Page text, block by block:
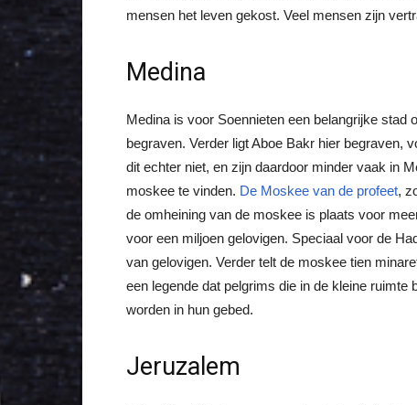
mensen het leven gekost. Veel mensen zijn
Medina
Medina is voor Soennieten een belangrijke stad
begraven. Verder ligt Aboe Bakr hier begraven,
dit echter niet, en zijn daardoor minder vaak in
moskee te vinden. De Moskee van de profeet,
de omheining van de moskee is plaats voor
voor een miljoen gelovigen. Speciaal voor de
van gelovigen. Verder telt de moskee tien
een legende dat pelgrims die in de kleine
worden in hun gebed.
Jeruzalem